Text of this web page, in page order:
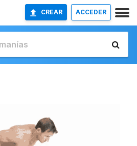
CREAR ACCEDER